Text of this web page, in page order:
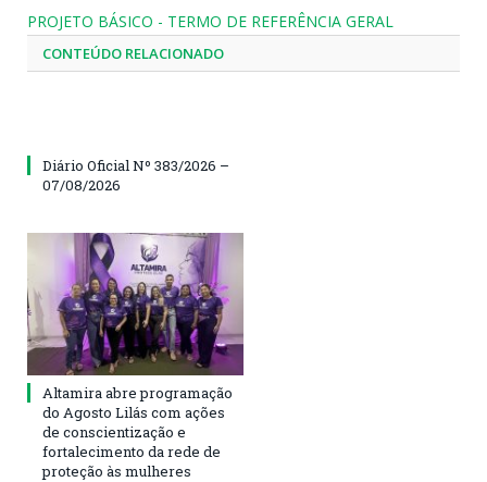
PROJETO BÁSICO - TERMO DE REFERÊNCIA GERAL
CONTEÚDO RELACIONADO
Diário Oficial Nº 383/2026 –
07/08/2026
Altamira abre programação
do Agosto Lilás com ações
de conscientização e
fortalecimento da rede de
proteção às mulheres